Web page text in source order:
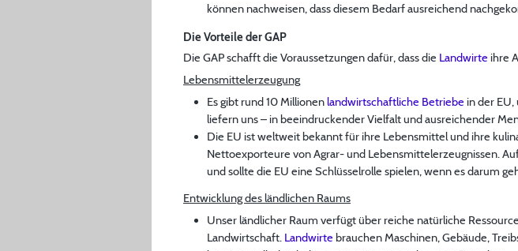
können nachweisen, dass diesem Bedarf ausreichend
Die Vorteile der GAP
Die GAP schafft die Voraussetzungen dafür, dass die Landwirte ihre
Lebensmittelerzeugung
Es gibt rund 10 Millionenlandwirtschaftliche Betriebe in der
liefern uns – in beeindruckender Vielfalt und ausreichender
Die EU ist weltweit bekannt für ihre Lebensmittel und ihre
Nettoexporteure von Agrar- und Lebensmittelerzeugnissen.
und sollte die EU eine Schlüsselrolle spielen, wenn es darum
Entwicklung des ländlichen Raums
Unser ländlicher Raum verfügt über reiche natürliche
Landwirtschaft. Landwirte brauchen Maschinen, Gebäude,